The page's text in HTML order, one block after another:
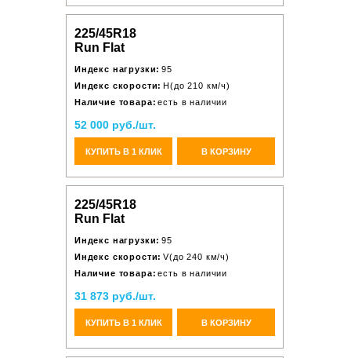
225/45R18
Run Flat
Индекс нагрузки: 95
Индекс скорости: H(до 210 км/ч)
Наличие товара: есть в наличии
52 000 руб./шт.
КУПИТЬ В 1 КЛИК В КОРЗИНУ
225/45R18
Run Flat
Индекс нагрузки: 95
Индекс скорости: V(до 240 км/ч)
Наличие товара: есть в наличии
31 873 руб./шт.
КУПИТЬ В 1 КЛИК В КОРЗИНУ